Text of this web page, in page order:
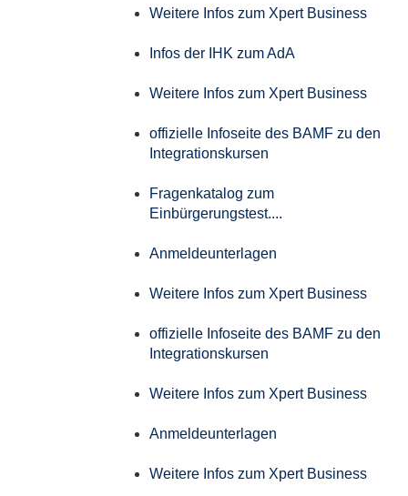
Weitere Infos zum Xpert Business
Infos der IHK zum AdA
Weitere Infos zum Xpert Business
offizielle Infoseite des BAMF zu den
Integrationskursen
Fragenkatalog zum
Einbürgerungstest....
Anmeldeunterlagen
Weitere Infos zum Xpert Business
offizielle Infoseite des BAMF zu den
Integrationskursen
Weitere Infos zum Xpert Business
Anmeldeunterlagen
Weitere Infos zum Xpert Business